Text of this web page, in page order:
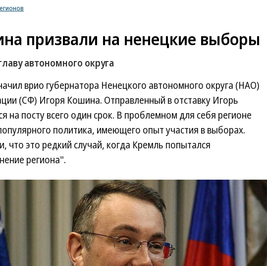
призвали на ненецкие выборы
автономного округа
врио губернатора Ненецкого автономного округа (НАО)
(СФ) Игоря Кошина. Отправленный в отставку Игорь
на посту всего один срок. В проблемном для себя регионе
политика, имеющего опыт участия в выборах.
что это редкий случай, когда Кремль попытался
региона".